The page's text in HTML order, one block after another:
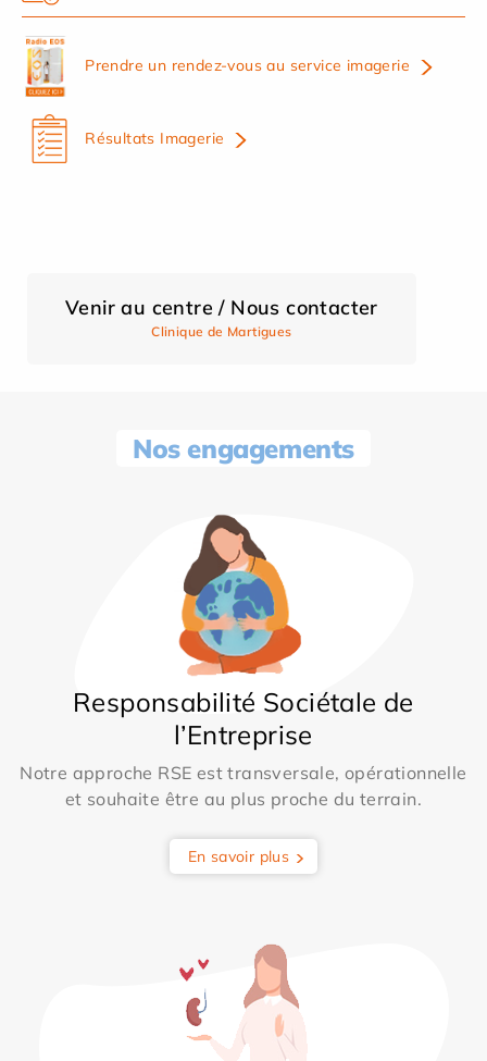
Prendre un rendez-vous au service imagerie
Résultats Imagerie
Venir au centre / Nous contacter
Clinique de Martigues
Nos engagements
Responsabilité Sociétale de
l’Entreprise
Notre approche RSE est transversale, opérationnelle
et souhaite être au plus proche du terrain.
En savoir plus